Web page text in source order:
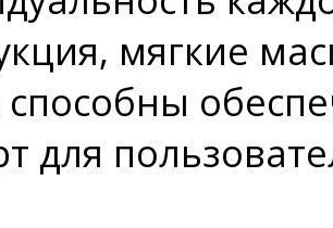
мягкие
способны
для